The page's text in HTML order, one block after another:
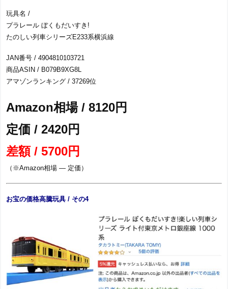
玩具名 /
プラレール ぼくもだいすき!
たのしい列車シリーズE233系横浜線
JAN番号 / 4904810103721
商品ASIN / B079B9XG8L
アマゾンランキング / 37269位
Amazon相場 / 8120円
定価 / 2420円
差額 / 5700円
（※Amazon相場 ― 定価）
お宝の価格高騰玩具 / その4